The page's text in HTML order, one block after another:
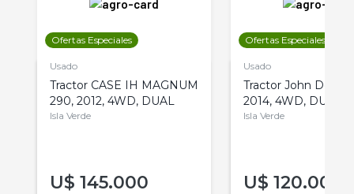
Ofertas Especiales
Usado
Tractor CASE IH MAGNUM
290, 2012, 4WD, DUAL
Isla Verde
U$ 145.000
Ofertas Especiales
Usado
Tractor John Deere
2014, 4WD, DUAL
Isla Verde
U$ 120.000